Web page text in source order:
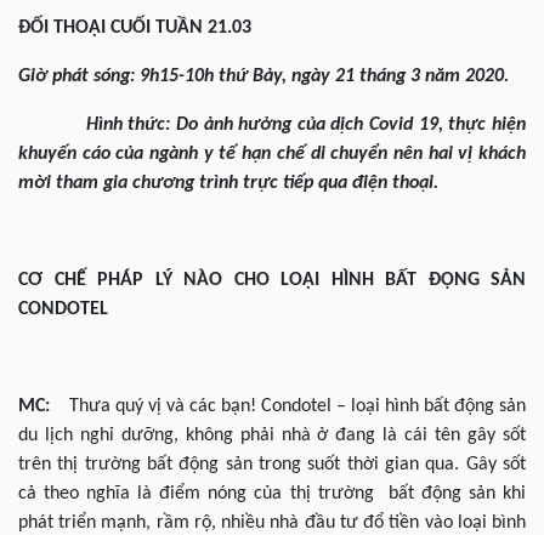
ĐỐI THOẠI CUỐI TUẦN 21.03
Giờ phát sóng: 9h15-10h thứ Bảy, ngày 21 tháng 3 năm 2020.
Hình thức: Do ảnh hưởng của dịch Covid 19, thực hiện
khuyến cáo của ngành y tế hạn chế di chuyển nên hai vị khách
mời tham gia chương trình trực tiếp qua điện thoại.
CƠ CHẾ PHÁP LÝ NÀO CHO LOẠI HÌNH BẤT ĐỘNG SẢN
CONDOTEL
MC: Thưa quý vị và các bạn! Condotel – loại hình bất động sản
du lịch nghỉ dưỡng, không phải nhà ở đang là cái tên gây sốt
trên thị trường bất động sản trong suốt thời gian qua. Gây sốt
cả theo nghĩa là điểm nóng của thị trường bất động sản khi
phát triển mạnh, rầm rộ, nhiều nhà đầu tư đổ tiền vào loại bình